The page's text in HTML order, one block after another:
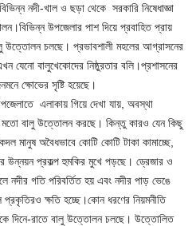
নদী-খাল ও ছড়া থেকে সরকারি নিষেধাজ্ঞা
উপজেলার পাশ দিয়ে প্রবাহিত প্রায়
উত্তোলন চলছে। প্রভাবশালী মহলের আগ্রাসনের
যেনো বালুখেকোদের নিষ্ঠুরতার বলি।প্রশাসনের
ক্ষোভের সৃষ্টি হয়েছে।
এলাকায় গিয়ে দেখা যায়, অবস্থা
মতো বালু উত্তোলন করছে। কিন্তু কারও যেন কিছু
মানুষ অবৈধভাবে কোটি কোটি টাকা কামাচ্ছে,
উন্নয়ন প্রকল্প হুমকির মুখে পড়ছে। ড্রেজার ও
গতি পরিবর্তিত হয় এবং নদীর পাড় ভেঙে
ক্ষতি হচ্ছে।কোন ধরণের নিয়মনীতি
দিনে-রাতে বালু উত্তোলন চলছে। উত্তোলিত